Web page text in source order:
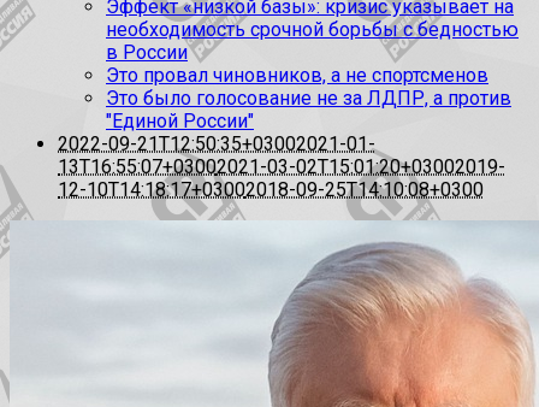
Эффект «низкой базы»: кризис указывает на
необходимость срочной борьбы с бедностью
в России
Это провал чиновников, а не спортсменов
Это было голосование не за ЛДПР, а против
"Единой России"
2022-09-21T12:50:35+03002021-01-
13T16:55:07+03002021-03-02T15:01:20+03002019-
12-10T14:18:17+03002018-09-25T14:10:08+0300